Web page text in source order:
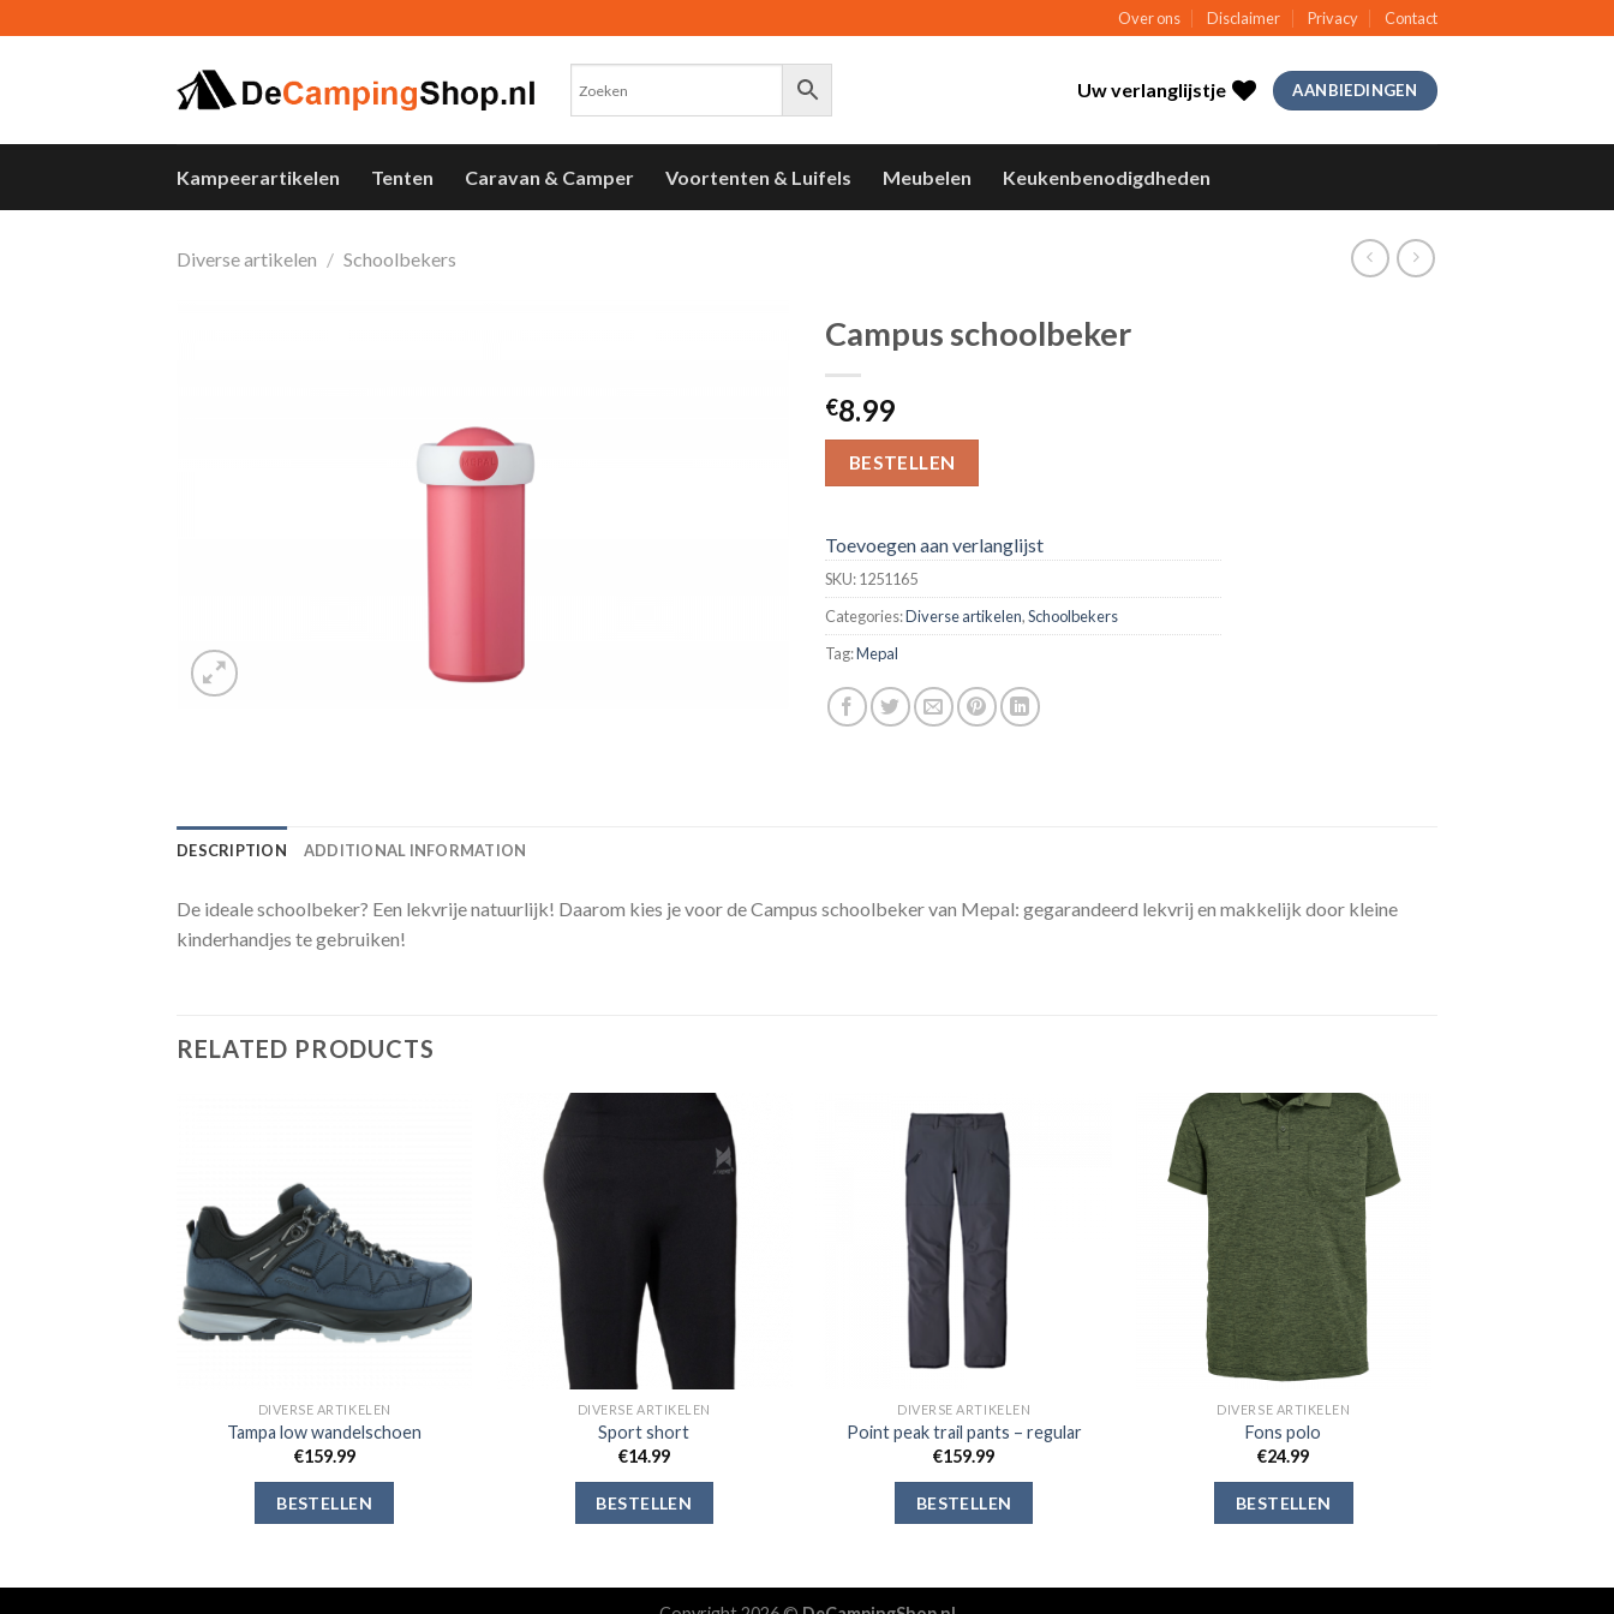
to
Over ons Disclaimer Privacy Contact
Uw verlanglijstje AANBIEDINGEN
Kampeerartikelen Tenten Caravan & Camper Voortenten & Luifels Meubelen Keukenbenodigdheden
Diverse artikelen / Schoolbekers
Campus schoolbeker
€8.99
BESTELLEN
Toevoegen aan verlanglijst
SKU:1251165
Categories:Diverse artikelen,Schoolbekers
Tag:Mepal
DESCRIPTION ADDITIONAL INFORMATION
De ideale schoolbeker? Een lekvrije natuurlijk! Daarom kies je voor de Campus schoolbeker van Mepal: gegarandeerd lekvrij en makkelijk door kleine
kinderhandjes te gebruiken!
RELATED PRODUCTS
DIVERSE ARTIKELEN
Tampa low wandelschoen
€159.99
BESTELLEN
Toevoegen
aan
verlanglijst
DIVERSE ARTIKELEN
Sport short
€14.99
BESTELLEN
DIVERSE ARTIKELEN
Point peak trail pants – regular
€159.99
BESTELLEN
Toevoegen
aan
verlanglijst
DIVERSE ARTIKELEN
Fons polo
€24.99
BESTELLEN